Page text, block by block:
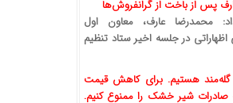
محمدرضا عارف، معاون اول
در جلسه اخیر ستاد تنظیم
گله‌مند هستیم. برای کاهش قیمت
صادرات شیر خشک را ممنوع کنیم.